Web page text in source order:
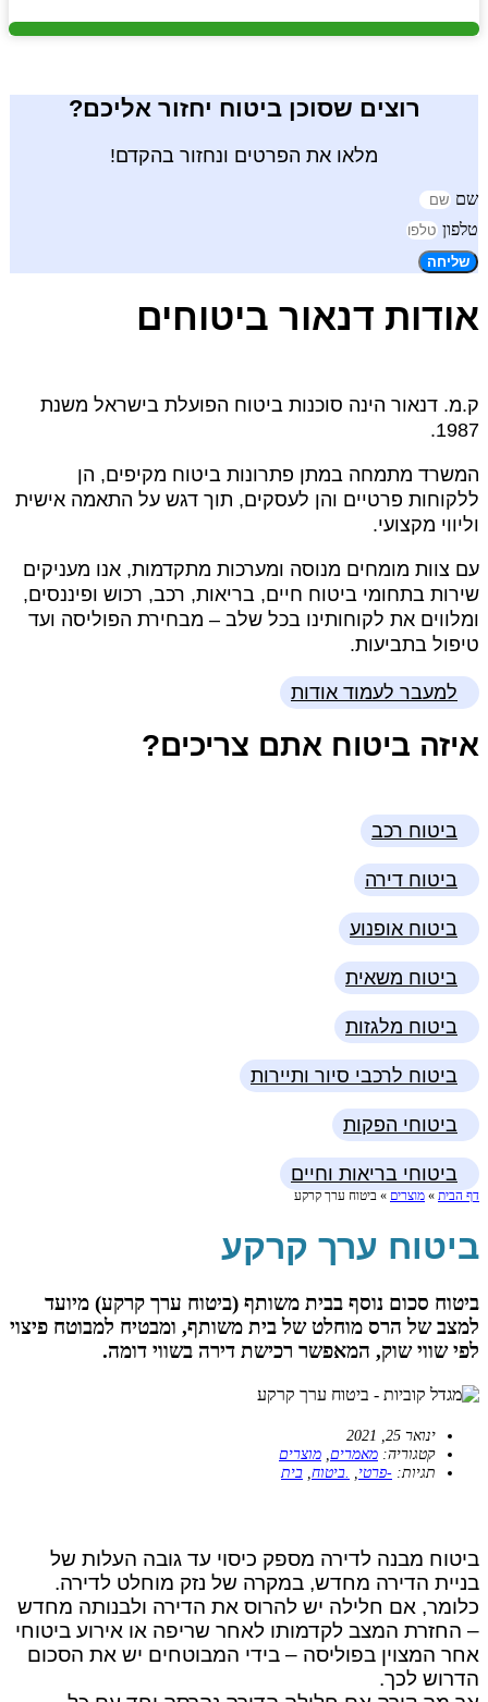
רוצים שסוכן ביטוח יחזור אליכם?
מלאו את הפרטים ונחזור בהקדם!
שם
טלפון
שליחה
אודות דנאור ביטוחים
ק.מ. דנאור הינה סוכנות ביטוח הפועלת בישראל משנת
1987.
המשרד מתמחה במתן פתרונות ביטוח מקיפים, הן
ללקוחות פרטיים והן לעסקים, תוך דגש על התאמה אישית
וליווי מקצועי.
עם צוות מומחים מנוסה ומערכות מתקדמות, אנו מעניקים
שירות בתחומי ביטוח חיים, בריאות, רכב, רכוש ופיננסים,
ומלווים את לקוחותינו בכל שלב – מבחירת הפוליסה ועד
טיפול בתביעות.
למעבר לעמוד אודות
איזה ביטוח אתם צריכים?
ביטוח רכב
ביטוח דירה
ביטוח אופנוע
ביטוח משאית
ביטוח מלגזות
ביטוח לרכבי סיור ותיירות
ביטוחי הפקות
ביטוחי בריאות וחיים
דף הבית»מוצרים»ביטוח ערך קרקע
ביטוח ערך קרקע
ביטוח סכום נוסף בבית משותף (ביטוח ערך קרקע) מיועד
למצב של הרס מוחלט של בית משותף, ומבטיח למבוטח פיצוי
לפי שווי שוק, המאפשר רכישת דירה בשווי דומה.
ינואר 25, 2021
קטגוריה: מאמרים, מוצרים
תגיות: -פרטי, .ביטוח, בית
ביטוח מבנה לדירה מספק כיסוי עד גובה העלות של
בניית הדירה מחדש, במקרה של נזק מוחלט לדירה.
כלומר, אם חלילה יש להרוס את הדירה ולבנותה מחדש
– החזרת המצב לקדמותו לאחר שריפה או אירוע ביטוחי
אחר המצוין בפוליסה – בידי המבוטחים יש את הסכום
הדרוש לכך.